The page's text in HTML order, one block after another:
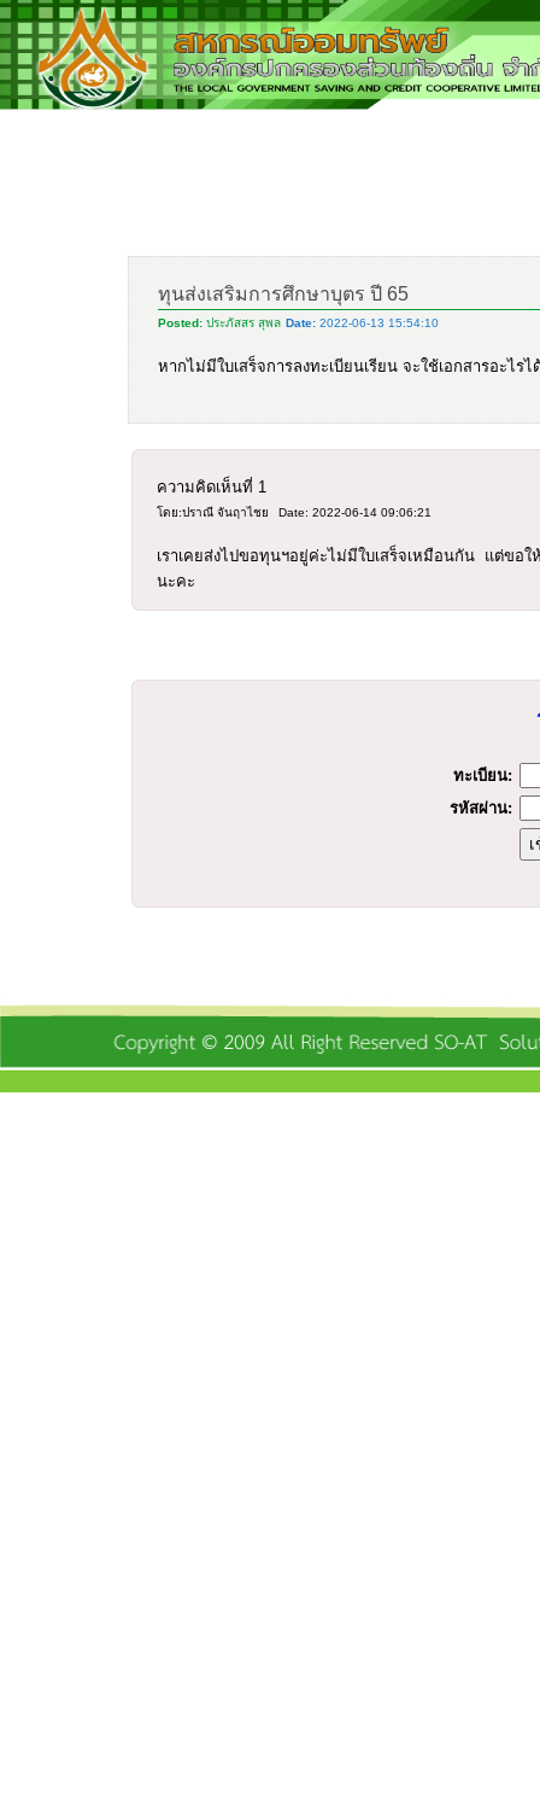
ทุนส่งเสริมการศึกษาบุตร ปี 65
Posted: ประภัสสร สุพล Date: 2022-06-13 15:54:10
หากไม่มีใบเสร็จการลงทะเบียนเรียน จะใช้เอกสารอะไ
ความคิดเห็นที่ 1
โดย:ปราณี จันฤาไชย Date: 2022-06-14 09:06:21
เราเคยส่งไปขอทุนฯอยู่ค่ะไม่มีใบเสร็จเหมือนกัน แต่ขอ
นะคะ
ทะเบียน:
รหัสผ่าน: